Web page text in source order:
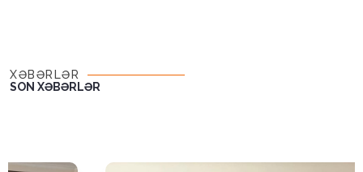
XƏBƏRLƏR
SON XƏBƏRLƏR